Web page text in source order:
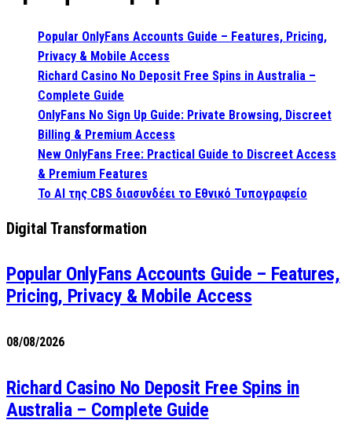
Popular OnlyFans Accounts Guide – Features, Pricing,
Privacy & Mobile Access
Richard Casino No Deposit Free Spins in Australia –
Complete Guide
OnlyFans No Sign Up Guide: Private Browsing, Discreet
Billing & Premium Access
New OnlyFans Free: Practical Guide to Discreet Access
& Premium Features
Το AI της CBS διασυνδέει το Εθνικό Τυπογραφείο
Digital Transformation
Popular OnlyFans Accounts Guide – Features,
Pricing, Privacy & Mobile Access
08/08/2026
Richard Casino No Deposit Free Spins in
Australia – Complete Guide